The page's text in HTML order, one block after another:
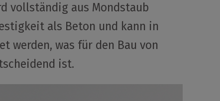
vollständig aus Mondstaub
als Beton und kann in
werden, was für den Bau von
ist.